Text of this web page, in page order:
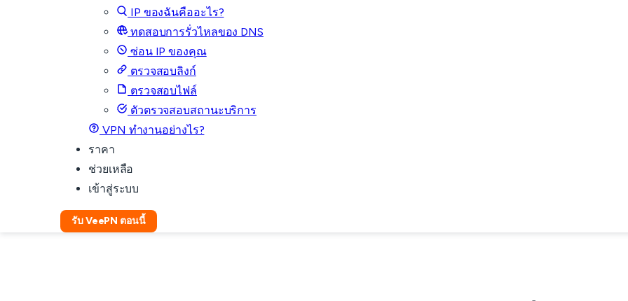
IP ของฉันคืออะไร?
ทดสอบการรั่วไหลของ DNS
ซ่อน IP ของคุณ
ตรวจสอบลิงก์
ตรวจสอบไฟล์
ตัวตรวจสอบสถานะบริการ
VPN ทำงานอย่างไร?
ราคา
ช่วยเหลือ
เข้าสู่ระบบ
รับ VeePN ตอนนี้